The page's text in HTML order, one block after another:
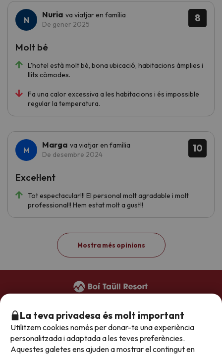
La teva privadesa és molt important
Utilitzem cookies només per donar-te una experiència
personalitzada i adaptada a les teves preferències.
Aquestes galetes ens ajuden a mostrar el contingut en
8
Nuria va viatjar en família
De gener 2025
L'hotel està molt bé, bona ubicació, habitacions àmplies i
llits còmodes.
Fa una calor excessiva a les habitacions i és impossible
regular la temperatura.
Molt bé
10
Marga va viatjar en família
De desembre 2024
Tot espectacular!!! El personal molt agradable i molt
professional!! Hem estat molt a gust!!
Excel·lent
Mostra més opinions
+34 973 696 264(hotels)
reservas@boitaullresort.com